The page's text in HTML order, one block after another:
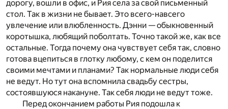
дорогу, вошли в офис, и Рия села за свой письменный
стол. Так в жизни не бывает. Это всего-навсего
увлечение или влюбленность. Дэнни — обыкновенный
коротышка, любящий поболтать. Точно такой же, как все
остальные. Тогда почему она чувствует себя так, словно
готова вцепиться в глотку любому, с кем он поделится
своими мечтами и планами? Так нормальные люди себя
не ведут. Но тут она вспомнила свадьбу сестры,
состоявшуюся накануне. Так себя люди не ведут тоже.
Перед окончанием работы Рия подошла к